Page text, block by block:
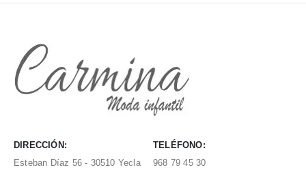
DIRECCIÓN:
Esteban Díaz 56 - 30510 Yecla
TELÉFONO:
968 79 45 30